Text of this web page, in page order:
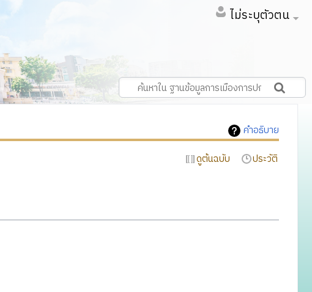
ไม่ระบุตัวตน
คำอธิบาย
ดูต้นฉบับ ประวัติ